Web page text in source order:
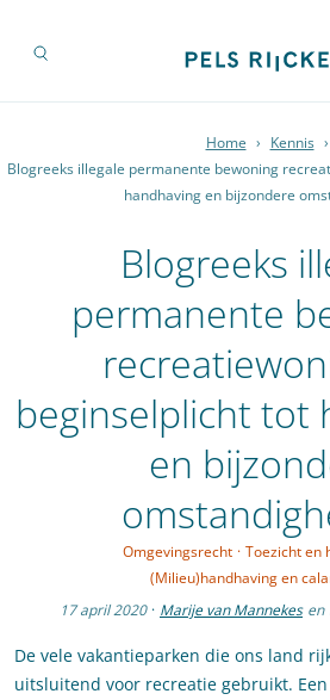
Home › Kennis ›
Blogreeks illegale permanente bewoning
handhaving en bijzondere
Blogreeks
permanente
beginselplicht tot
en
Omgevingsrecht · Toezicht en
(Milieu)handhaving en
17 april 2020 · Marije van Mannekes en
De vele vakantieparken die ons land
uitsluitend voor recreatie gebruikt.